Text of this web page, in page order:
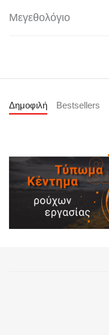
Μεγεθολόγιο
Δημοφιλή Bestsellers